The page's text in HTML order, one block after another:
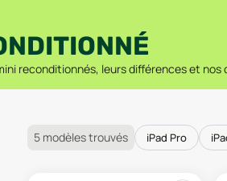
reconditionnés, leurs différences et nos
5 modèles trouvés iPad Pro